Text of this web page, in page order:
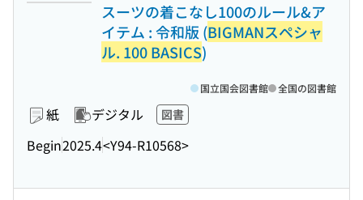
スーツの着こなし100のルール&ア
イテム : 令和版 (BIGMANスペシャ
ル. 100 BASICS)
紙 デジタル 図書
Begin2025.4<Y94-R10568>
国立国会図書館 全国の図書館